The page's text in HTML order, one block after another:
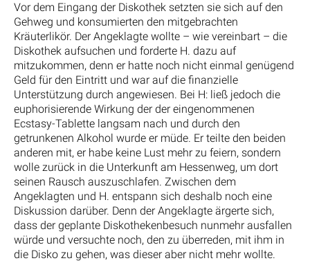
Vor dem Eingang der Diskothek setzten sie sich auf den
Gehweg und konsumierten den mitgebrachten
Kräuterlikör. Der Angeklagte wollte – wie vereinbart – die
Diskothek aufsuchen und forderte H. dazu auf
mitzukommen, denn er hatte noch nicht einmal genügend
Geld für den Eintritt und war auf die finanzielle
Unterstützung durch angewiesen. Bei H: ließ jedoch die
euphorisierende Wirkung der der eingenommenen
Ecstasy-Tablette langsam nach und durch den
getrunkenen Alkohol wurde er müde. Er teilte den beiden
anderen mit, er habe keine Lust mehr zu feiern, sondern
wolle zurück in die Unterkunft am Hessenweg, um dort
seinen Rausch auszuschlafen. Zwischen dem
Angeklagten und H. entspann sich deshalb noch eine
Diskussion darüber. Denn der Angeklagte ärgerte sich,
dass der geplante Diskothekenbesuch nunmehr ausfallen
würde und versuchte noch, den zu überreden, mit ihm in
die Disko zu gehen, was dieser aber nicht mehr wollte.